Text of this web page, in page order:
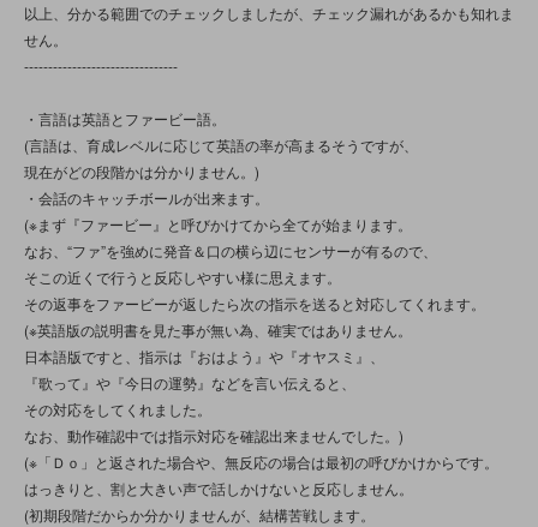
以上、分かる範囲でのチェックしましたが、チェック漏れがあるかも知れま
せん。
--------------------------------
・言語は英語とファービー語。
(言語は、育成レベルに応じて英語の率が高まるそうですが、
現在がどの段階かは分かりません。)
・会話のキャッチボールが出来ます。
(※まず『ファービー』と呼びかけてから全てが始まります。
なお、“ファ”を強めに発音＆口の横ら辺にセンサーが有るので、
そこの近くで行うと反応しやすい様に思えます。
その返事をファービーが返したら次の指示を送ると対応してくれます。
(※英語版の説明書を見た事が無い為、確実ではありません。
日本語版ですと、指示は『おはよう』や『オヤスミ』、
『歌って』や『今日の運勢』などを言い伝えると、
その対応をしてくれました。
なお、動作確認中では指示対応を確認出来ませんでした。)
(※「Ｄｏ」と返された場合や、無反応の場合は最初の呼びかけからです。
はっきりと、割と大きい声で話しかけないと反応しません。
(初期段階だからか分かりませんが、結構苦戦します。